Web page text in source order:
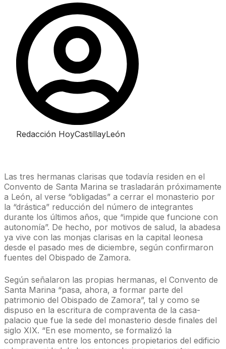
Redacción HoyCastillayLeón
Las tres hermanas clarisas que todavía residen en el
Convento de Santa Marina se trasladarán próximamente
a León, al verse “obligadas” a cerrar el monasterio por
la “drástica” reducción del número de integrantes
durante los últimos años, que “impide que funcione con
autonomía”. De hecho, por motivos de salud, la abadesa
ya vive con las monjas clarisas en la capital leonesa
desde el pasado mes de diciembre, según confirmaron
fuentes del Obispado de Zamora.
Según señalaron las propias hermanas, el Convento de
Santa Marina “pasa, ahora, a formar parte del
patrimonio del Obispado de Zamora”, tal y como se
dispuso en la escritura de compraventa de la casa-
palacio que fue la sede del monasterio desde finales del
siglo XIX. “En ese momento, se formalizó la
compraventa entre los entonces propietarios del edificio